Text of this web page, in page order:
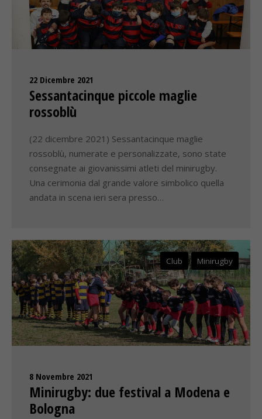
22 Dicembre 2021
Sessantacinque piccole maglie
rossoblù
(22 dicembre 2021) Sessantacinque maglie
rossoblù, numerate e personalizzate, sono state
consegnate ai giovanissimi atleti del minirugby.
Una cerimonia dal grande valore simbolico quella
andata in scena ieri sera presso…
Club Minirugby
8 Novembre 2021
Minirugby: due festival a Modena e
Bologna